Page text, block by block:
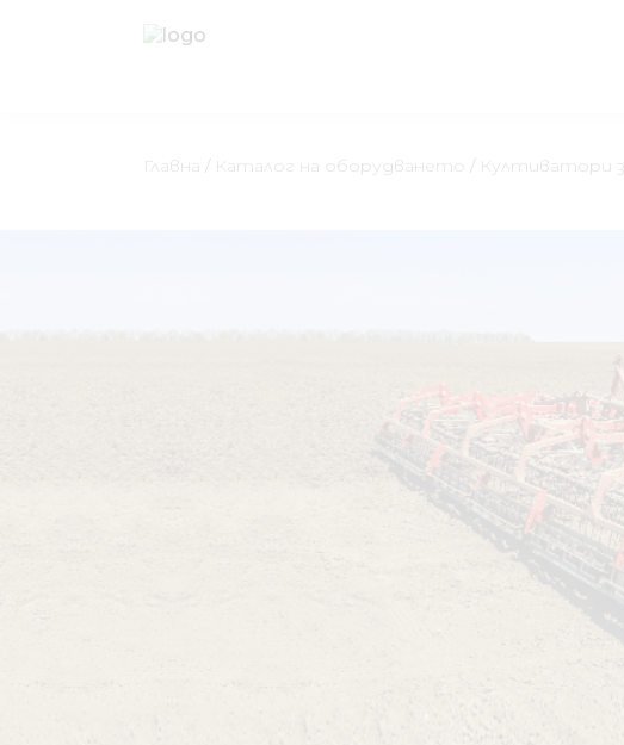
Главна / Каталог на оборудването / Култиватори